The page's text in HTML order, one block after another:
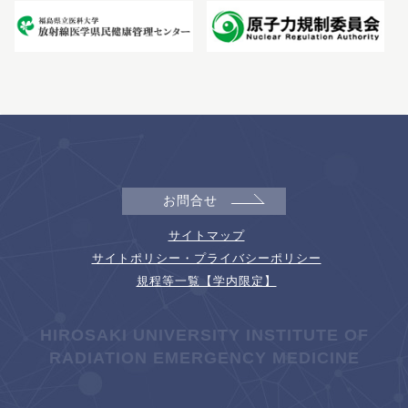
お問合せ
サイトマップ
サイトポリシー・プライバシーポリシー
規程等一覧【学内限定】
HIROSAKI UNIVERSITY INSTITUTE OF
RADIATION EMERGENCY MEDICINE